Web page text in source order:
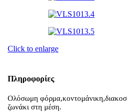
Click to enlarge
Πληροφορίες
Ολόσωμη
ζωνάκι στη μέση.